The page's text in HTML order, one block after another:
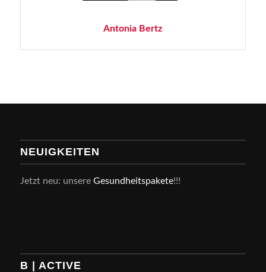
Antonia Bertz
NEUIGKEITEN
Jetzt neu: unsere Gesundheitspakete!!!
B | ACTIVE